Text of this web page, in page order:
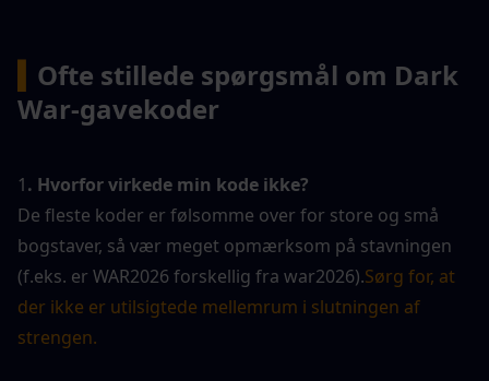
Ofte stillede spørgsmål om Dark
War-gavekoder
1. Hvorfor virkede min kode ikke?
De fleste koder er følsomme over for store og små
bogstaver, så vær meget opmærksom på stavningen
(f.eks. er WAR2026 forskellig fra war2026).Sørg for, at
der ikke er utilsigtede mellemrum i slutningen af
strengen.